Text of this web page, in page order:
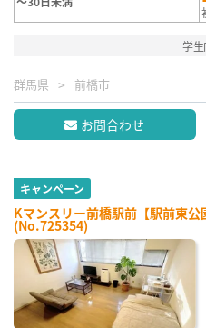
学生
群馬県 前橋市
お問合わせ
キャンペーン
Kマンスリー前橋駅前【駅前東公
(No.725354)